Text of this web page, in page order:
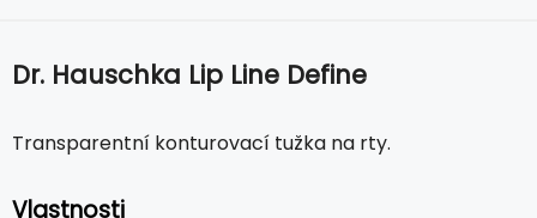
Dr. Hauschka Lip Line Define
Transparentní konturovací tužka na rty.
Vlastnosti